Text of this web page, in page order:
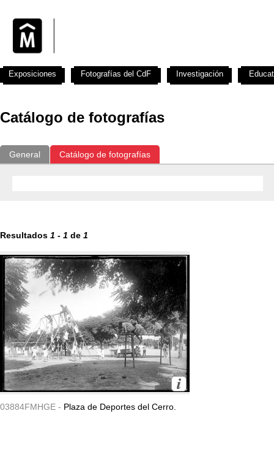
Catálogo de fotografías
General Catálogo de fotografías
Resultados 1 - 1 de 1
03884FMHGE - Plaza de Deportes del Cerro.
Exposiciones Fotografías del CdF Investigación